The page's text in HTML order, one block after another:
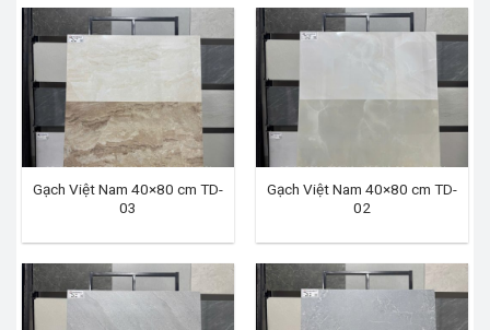
Gạch Việt Nam 40×80 cm TD-
03
Gạch Việt Nam 40×80 cm TD-
02